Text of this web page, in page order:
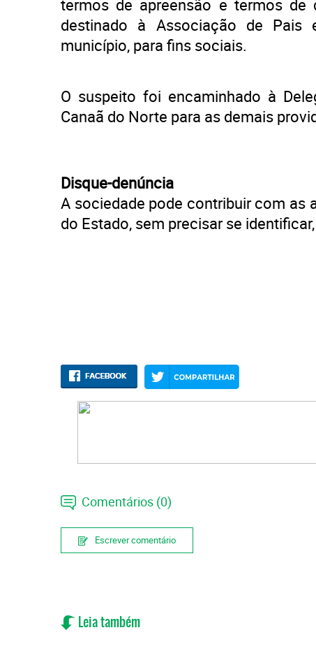
termos de apreensão e termos
destinado à Associação de Pais
município, para fins sociais.
O suspeito foi encaminhado à
Canaã do Norte para as demais
Disque-denúncia
A sociedade pode contribuir com as
do Estado, sem precisar se
Comentários (0)
Escrever comentário
Leia também